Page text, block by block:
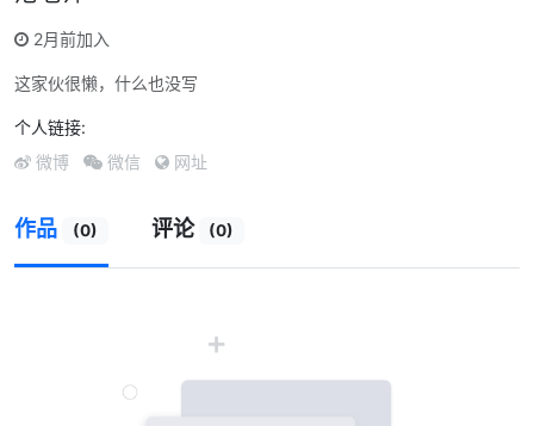
2月前加入
这家伙很懒，什么也没写
个人链接:
微博 微信 网址
作品 (0) 评论 (0)